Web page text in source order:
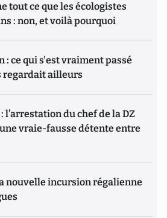
tout ce que les écologistes
: non, et voilà pourquoi
: ce qui s'est vraiment passé
regardait ailleurs
l’arrestation du chef de la DZ
vraie-fausse détente entre
nouvelle incursion régalienne